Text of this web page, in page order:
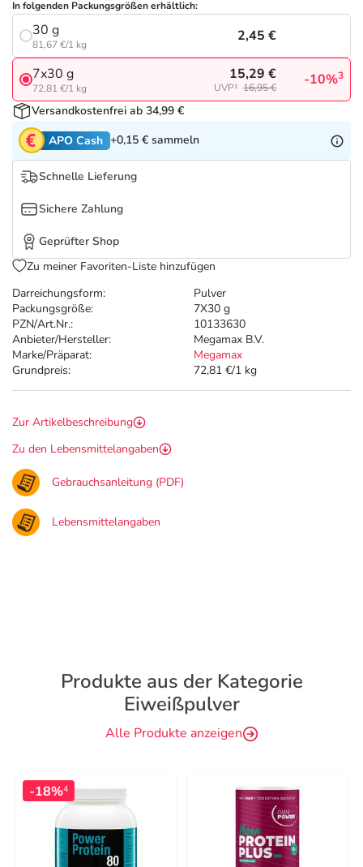
Tierapotheke
Vitamine & Mineralstoffe
Marken
Salus Deals
Darreichungsform:
Pulver
Packungsgröße:
7X30 g
PZN/Art.Nr.:
10133630
Anbieter/Hersteller:
Megamax B.V.
Marke/Präparat:
Megamax
Grundpreis:
72,81 €/1 kg
In folgenden Packungsgrößen erhältlich:
30 g
81,67 €/1 kg
2,45 €
7x30 g
72,81 €/1 kg
15,29 €
UVP¹ 16,95 € -10%3
Versandkostenfrei ab 34,99 €
APO Cash +0,15 € sammeln
Schnelle Lieferung
Sichere Zahlung
Geprüfter Shop
Zu meiner Favoriten-Liste hinzufügen
Zur Artikelbeschreibung
Zu den Lebensmittelangaben
Gebrauchsanleitung (PDF)
Lebensmittelangaben
Produkte aus der Kategorie
Eiweißpulver
Alle Produkte anzeigen
-18%4